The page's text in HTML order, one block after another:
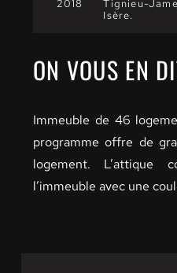
2018
Tignieu-
Isère.
ON VOUS EN
Immeuble de 46
programme offre de
logement. L’attique
l’immeuble avec une